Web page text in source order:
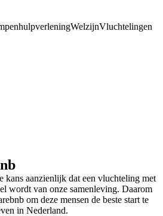
WelzijnVluchtelingen
kans aanzienlijk ​dat een vluchteling met
wordt van onze samenleving. Daarom
om deze mensen de beste start te
in Nederland.